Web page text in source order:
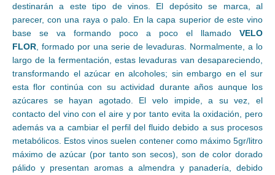
destinarán a este tipo de vinos. El depósito se marca, al
parecer, con una raya o palo. En la capa superior de este vino
base se va formando poco a poco el llamado VELO
FLOR , formado por una serie de levaduras. Normalmente, a lo
largo de la fermentación, estas levaduras van desapareciendo,
transformando el azúcar en alcoholes; sin embargo en el sur
esta flor continúa con su actividad durante años aunque los
azúcares se hayan agotado. El velo impide, a su vez, el
contacto del vino con el aire y por tanto evita la oxidación, pero
además va a cambiar el perfil del fluido debido a sus procesos
metabólicos. Estos vinos suelen contener como máximo 5gr/litro
máximo de azúcar (por tanto son secos), son de color dorado
pálido y presentan aromas a almendra y panadería, debido